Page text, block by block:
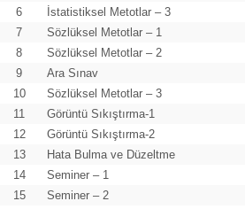
6
İstatistiksel Metotlar – 3
7
Sözlüksel Metotlar – 1
8
Sözlüksel Metotlar – 2
9
Ara Sınav
10
Sözlüksel Metotlar – 3
11
Görüntü Sıkıştırma-1
12
Görüntü Sıkıştırma-2
13
Hata Bulma ve Düzeltme
14
Seminer – 1
15
Seminer – 2